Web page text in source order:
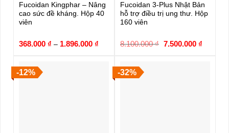
Fucoidan Kingphar – Nâng
cao sức đề kháng. Hộp 40
viên
368.000 ₫ – 1.896.000 ₫
Fucoidan 3-Plus Nhật Bản
hỗ trợ điều trị ung thư. Hộp
160 viên
8.100.000₫ Giá
7.500.000 ₫
-12% -32%